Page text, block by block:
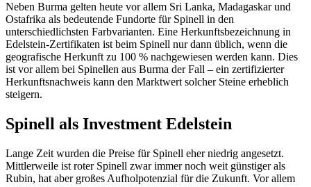
Neben Burma gelten heute vor allem Sri Lanka, Madagaskar und
Ostafrika als bedeutende Fundorte für Spinell in den
unterschiedlichsten Farbvarianten. Eine Herkunftsbezeichnung in
Edelstein-Zertifikaten ist beim Spinell nur dann üblich, wenn die
geografische Herkunft zu 100 % nachgewiesen werden kann. Dies
ist vor allem bei Spinellen aus Burma der Fall – ein zertifizierter
Herkunftsnachweis kann den Marktwert solcher Steine erheblich
steigern.
Spinell als Investment Edelstein
Lange Zeit wurden die Preise für Spinell eher niedrig angesetzt.
Mittlerweile ist roter Spinell zwar immer noch weit günstiger als
Rubin, hat aber großes Aufholpotenzial für die Zukunft. Vor allem